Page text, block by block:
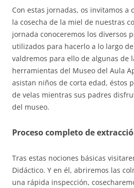
Con estas jornadas, os invitamos a
la cosecha de la miel de nuestras
jornada conoceremos los diversos
utilizados para hacerlo a lo largo
valdremos para ello de algunas de
herramientas del Museo del Aula
asistan niños de corta edad, éstos
de velas mientras sus padres
del museo.
Proceso completo de
Tras estas nociones básicas
Didáctico. Y en él, abriremos las
una rápida inspección,